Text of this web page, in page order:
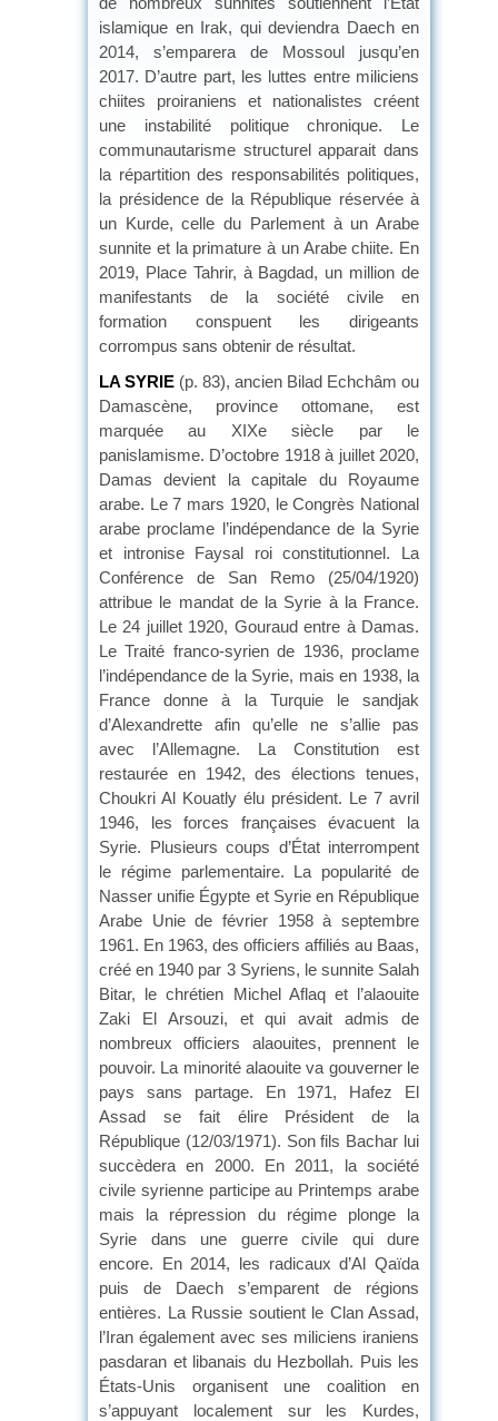
islamique en Irak, qui deviendra Daech en
2014, s’emparera de Mossoul jusqu’en
2017. D’autre part, les luttes entre miliciens
chiites proiraniens et nationalistes créent
une instabilité politique chronique. Le
communautarisme structurel apparait dans
la répartition des responsabilités politiques,
la présidence de la République réservée à
un Kurde, celle du Parlement à un Arabe
sunnite et la primature à un Arabe chiite. En
2019, Place Tahrir, à Bagdad, un million de
manifestants de la société civile en
formation conspuent les dirigeants
corrompus sans obtenir de résultat.
LA SYRIE (p. 83), ancien Bilad Echchâm ou
Damascène, province ottomane, est
marquée au XIXe siècle par le
panislamisme. D’octobre 1918 à juillet 2020,
Damas devient la capitale du Royaume
arabe. Le 7 mars 1920, le Congrès National
arabe proclame l’indépendance de la Syrie
et intronise Faysal roi constitutionnel. La
Conférence de San Remo (25/04/1920)
attribue le mandat de la Syrie à la France.
Le 24 juillet 1920, Gouraud entre à Damas.
Le Traité franco-syrien de 1936, proclame
l’indépendance de la Syrie, mais en 1938, la
France donne à la Turquie le sandjak
d’Alexandrette afin qu’elle ne s’allie pas
avec l’Allemagne. La Constitution est
restaurée en 1942, des élections tenues,
Choukri Al Kouatly élu président. Le 7 avril
1946, les forces françaises évacuent la
Syrie. Plusieurs coups d’État interrompent
le régime parlementaire. La popularité de
Nasser unifie Égypte et Syrie en République
Arabe Unie de février 1958 à septembre
1961. En 1963, des officiers affiliés au Baas,
créé en 1940 par 3 Syriens, le sunnite Salah
Bitar, le chrétien Michel Aflaq et l’alaouite
Zaki El Arsouzi, et qui avait admis de
nombreux officiers alaouites, prennent le
pouvoir. La minorité alaouite va gouverner le
pays sans partage. En 1971, Hafez El
Assad se fait élire Président de la
République (12/03/1971). Son fils Bachar lui
succèdera en 2000. En 2011, la société
civile syrienne participe au Printemps arabe
mais la répression du régime plonge la
Syrie dans une guerre civile qui dure
encore. En 2014, les radicaux d’Al Qaïda
puis de Daech s’emparent de régions
entières. La Russie soutient le Clan Assad,
l’Iran également avec ses miliciens iraniens
pasdaran et libanais du Hezbollah. Puis les
États-Unis organisent une coalition en
s’appuyant localement sur les Kurdes,